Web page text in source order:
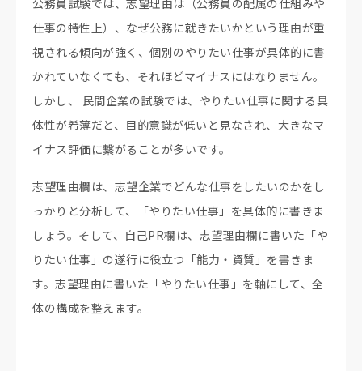
公務員試験では、志望理由は（公務員の配属の仕組みや
仕事の特性上）、なぜ公務に就きたいかという理由が重
視される傾向が強く、個別のやりたい仕事が具体的に書
かれていなくても、それほどマイナスにはなりません。
しかし、 民間企業の試験では、やりたい仕事に関する具
体性が希薄だと、目的意識が低いと見なされ、大きなマ
イナス評価に繋がることが多いです。
志望理由欄は、志望企業でどんな仕事をしたいのかをし
っかりと分析して、「やりたい仕事」を具体的に書きま
しょう。そして、自己PR欄は、志望理由欄に書いた「や
りたい仕事」の遂行に役立つ「能力・資質」を書きま
す。志望理由に書いた「やりたい仕事」を軸にして、全
体の構成を整えます。